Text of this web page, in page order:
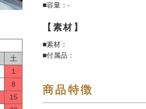
土
1
8
15
■容量：-
【素材】
■素材：
■付属品：
商品特徴